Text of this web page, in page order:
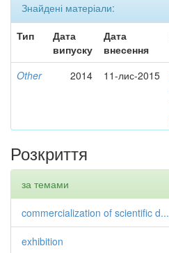
Знайдені матеріали:
Тип
Дата
випуску
Дата
внесення
Other 2014 11-лис-2015
Розкриття
за темами
commercialization of scientific d...
exhibition